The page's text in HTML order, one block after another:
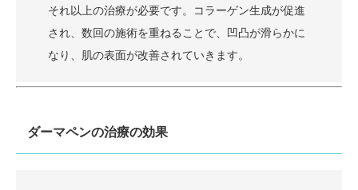
それ以上の治療が必要です。コラーゲン生成が促進
され、数回の施術を重ねることで、凹凸が滑らかに
なり、肌の表面が改善されていきます。
ダーマペンの治療の効果